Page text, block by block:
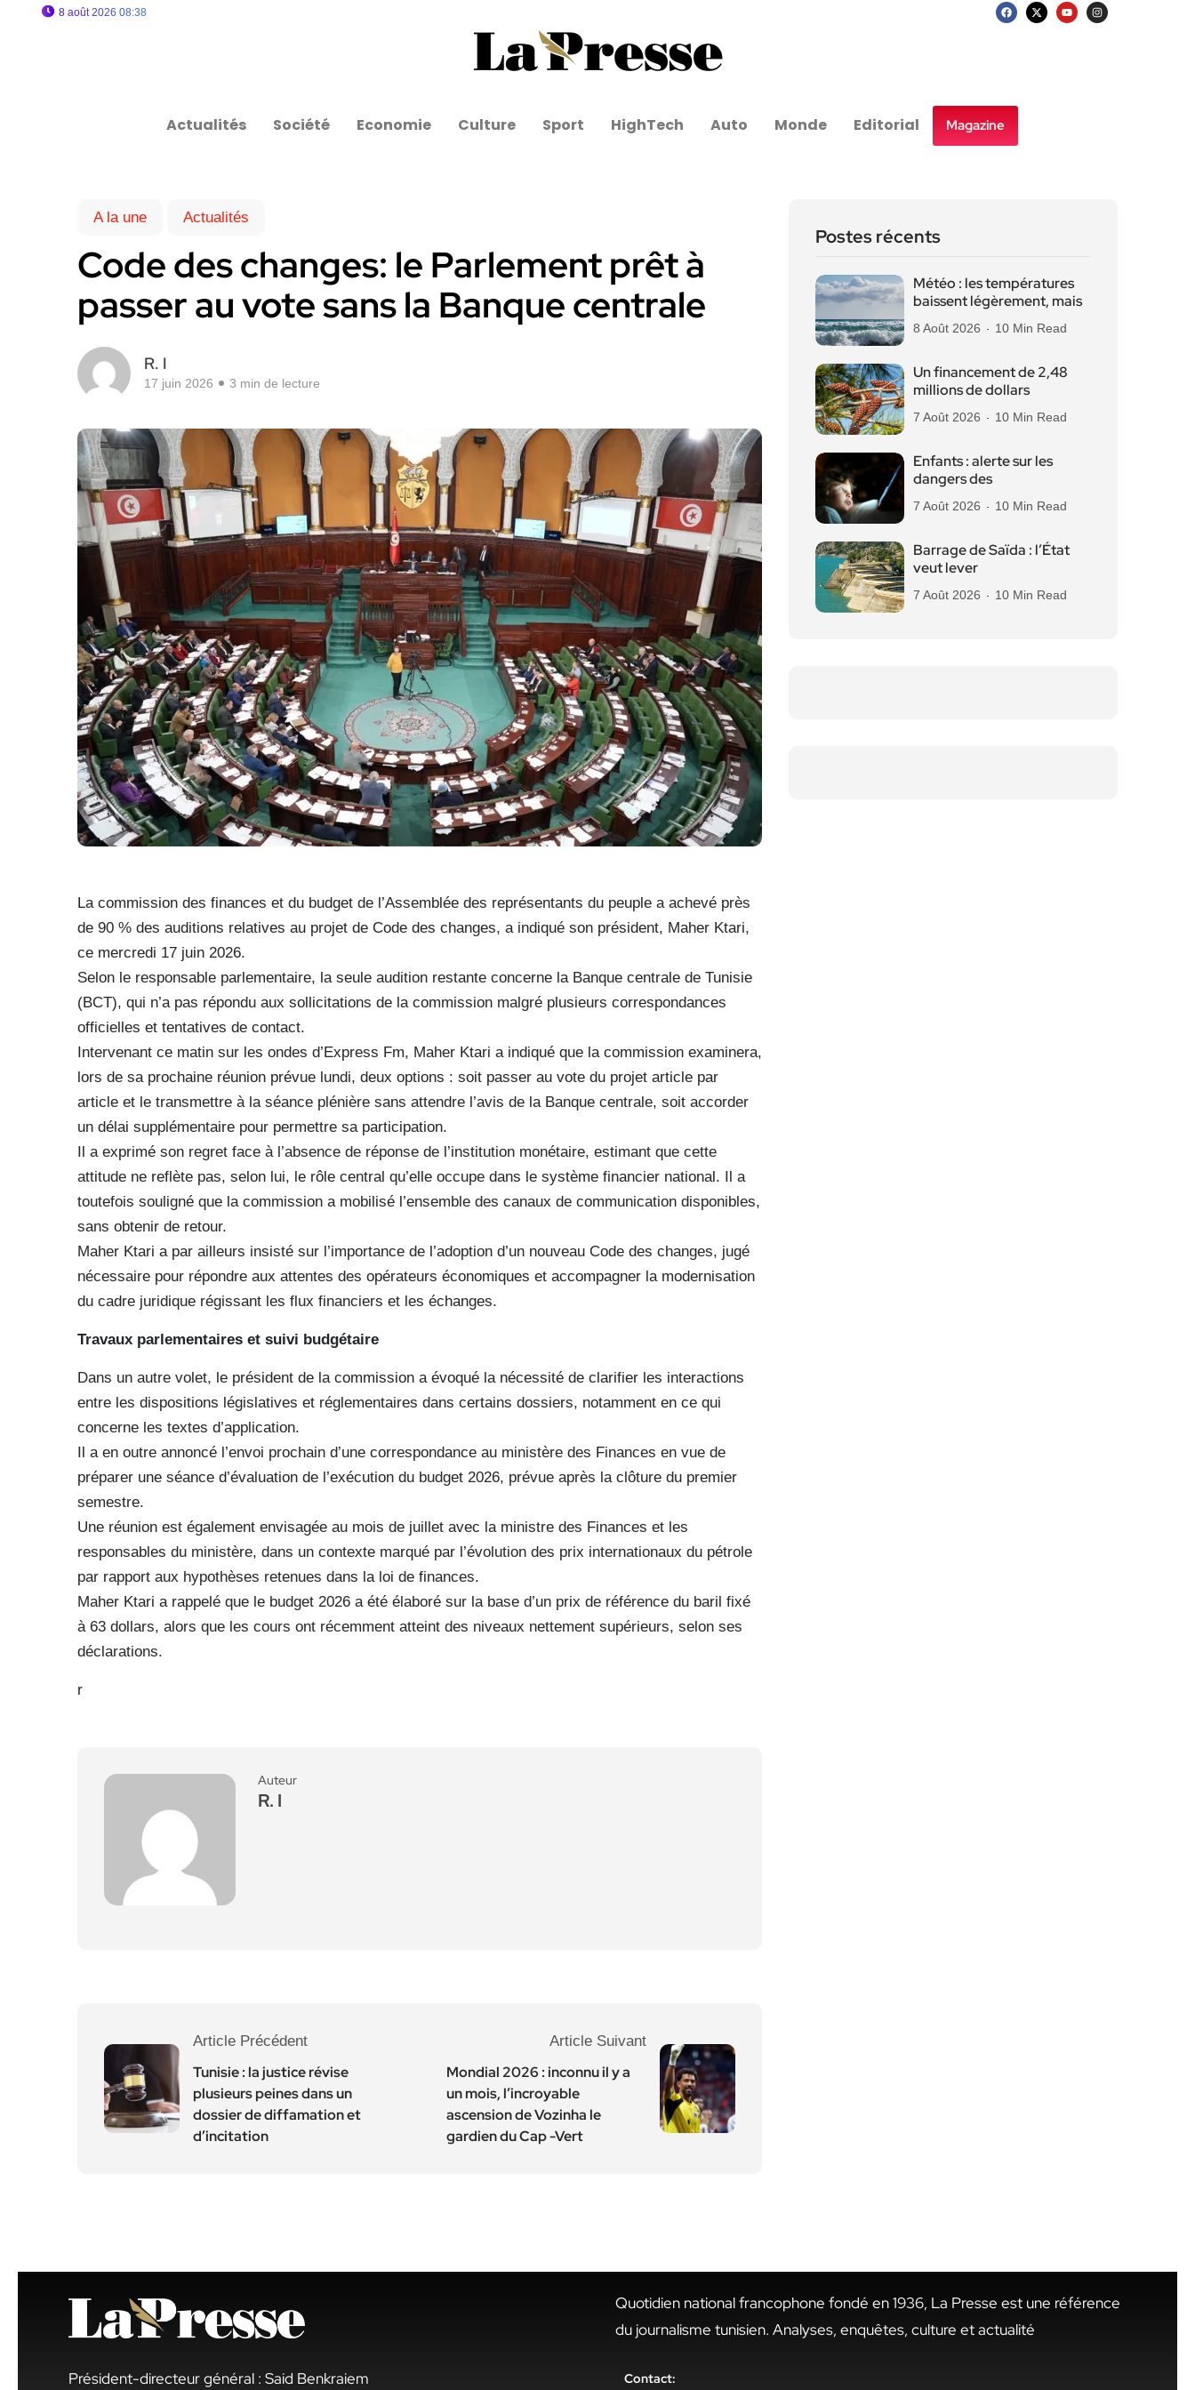
8 août 2026 08:38
Actualités Société Economie Culture Sport HighTech Auto Monde Editorial Magazine
A la une Actualités
Code des changes: le Parlement prêt à
passer au vote sans la Banque centrale
R. I
17 juin 2026 3 min de lecture
La commission des finances et du budget de l’Assemblée des représentants du peuple a achevé près
de 90 % des auditions relatives au projet de Code des changes, a indiqué son président, Maher Ktari,
ce mercredi 17 juin 2026.
Selon le responsable parlementaire, la seule audition restante concerne la Banque centrale de Tunisie
(BCT), qui n’a pas répondu aux sollicitations de la commission malgré plusieurs correspondances
officielles et tentatives de contact.
Intervenant ce matin sur les ondes d’Express Fm, Maher Ktari a indiqué que la commission examinera,
lors de sa prochaine réunion prévue lundi, deux options : soit passer au vote du projet article par
article et le transmettre à la séance plénière sans attendre l’avis de la Banque centrale, soit accorder
un délai supplémentaire pour permettre sa participation.
Il a exprimé son regret face à l’absence de réponse de l’institution monétaire, estimant que cette
attitude ne reflète pas, selon lui, le rôle central qu’elle occupe dans le système financier national. Il a
toutefois souligné que la commission a mobilisé l’ensemble des canaux de communication disponibles,
sans obtenir de retour.
Maher Ktari a par ailleurs insisté sur l’importance de l’adoption d’un nouveau Code des changes, jugé
nécessaire pour répondre aux attentes des opérateurs économiques et accompagner la modernisation
du cadre juridique régissant les flux financiers et les échanges.
Travaux parlementaires et suivi budgétaire
Dans un autre volet, le président de la commission a évoqué la nécessité de clarifier les interactions
entre les dispositions législatives et réglementaires dans certains dossiers, notamment en ce qui
concerne les textes d’application.
Il a en outre annoncé l’envoi prochain d’une correspondance au ministère des Finances en vue de
préparer une séance d’évaluation de l’exécution du budget 2026, prévue après la clôture du premier
semestre.
Une réunion est également envisagée au mois de juillet avec la ministre des Finances et les
responsables du ministère, dans un contexte marqué par l’évolution des prix internationaux du pétrole
par rapport aux hypothèses retenues dans la loi de finances.
Maher Ktari a rappelé que le budget 2026 a été élaboré sur la base d’un prix de référence du baril fixé
à 63 dollars, alors que les cours ont récemment atteint des niveaux nettement supérieurs, selon ses
déclarations.
r
Auteur
R. I
Article Précédent
Tunisie : la justice révise
plusieurs peines dans un
dossier de diffamation et
d’incitation
Article Suivant
Mondial 2026 : inconnu il y a
un mois, l’incroyable
ascension de Vozinha le
gardien du Cap -Vert
Postes récents
Météo : les températures
baissent légèrement, mais
8 Août 2026 10 Min Read
Un financement de 2,48
millions de dollars
7 Août 2026 10 Min Read
Enfants : alerte sur les
dangers des
7 Août 2026 10 Min Read
Barrage de Saïda : l’État
veut lever
7 Août 2026 10 Min Read
Président-directeur général : Said Benkraiem
Quotidien national francophone fondé en 1936, La Presse est une référence
du journalisme tunisien. Analyses, enquêtes, culture et actualité
Contact: